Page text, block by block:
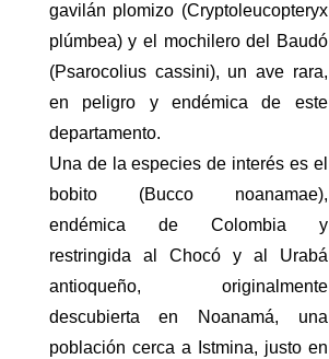
gavilán plomizo (Cryptoleucopteryx
plúmbea) y el mochilero del Baudó
(Psarocolius cassini), un ave rara,
en peligro y endémica de este
departamento.
Una de la especies de interés es el
bobito (Bucco noanamae),
endémica de Colombia y
restringida al Chocó y al Urabá
antioqueño, originalmente
descubierta en Noanamá, una
población cerca a Istmina, justo en